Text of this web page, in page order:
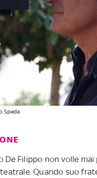
Spada
Filippo non volle
Quando suo